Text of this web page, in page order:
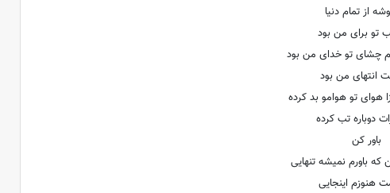
از تمام دنیا
تو برای من بود
چشای تو خدای من بود
انتهای من بود
هوای تو هوامو بد کرده
دوباره تب کرده
باور کن
که باورم نمیشه تنهایی
هنوزم اینجایی